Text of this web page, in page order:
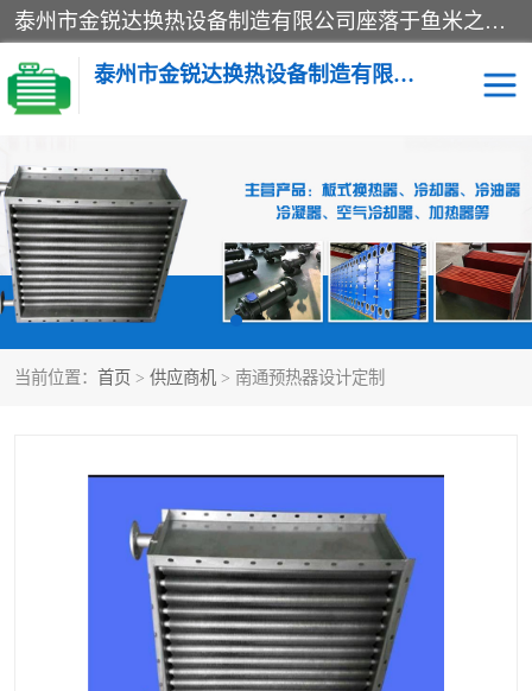
泰州市金锐达换热设备制造有限公司座落于鱼米之乡、祥泰之州一江苏泰州。是一家多年从事换热设备研究、设计、制造、销售、服务于一体的生产企业。
泰州市金锐达换热设备制造有限公司
当前位置： 首页 > 供应商机 > 南通预热器设计定制
冷却器 换热器
散热器 预热器
热交换器